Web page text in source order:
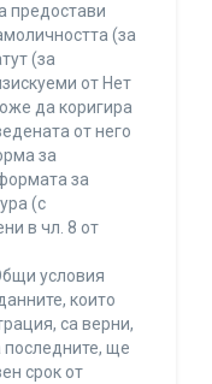
предостави
(за
(за
от Нет
да коригира
от него
за
за
(с
в чл. 8 от
условия
които
са верни,
ще
срок от